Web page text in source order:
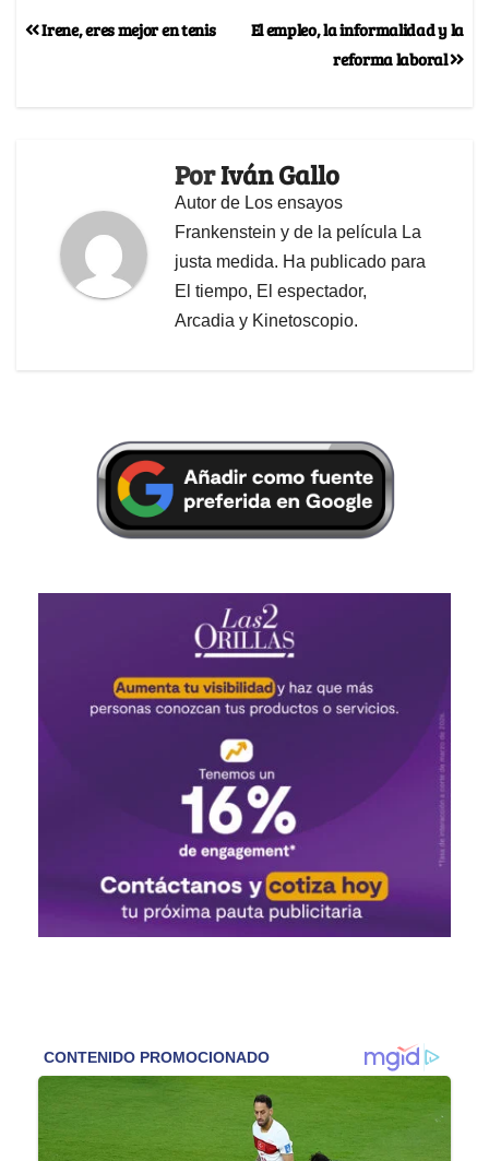
El empleo, la informalidad y la
reforma laboral
Irene, eres mejor en tenis
PorIván Gallo
Autor de Los ensayos
Frankenstein y de la película La
justa medida. Ha publicado para
El tiempo, El espectador,
Arcadia y Kinetoscopio.